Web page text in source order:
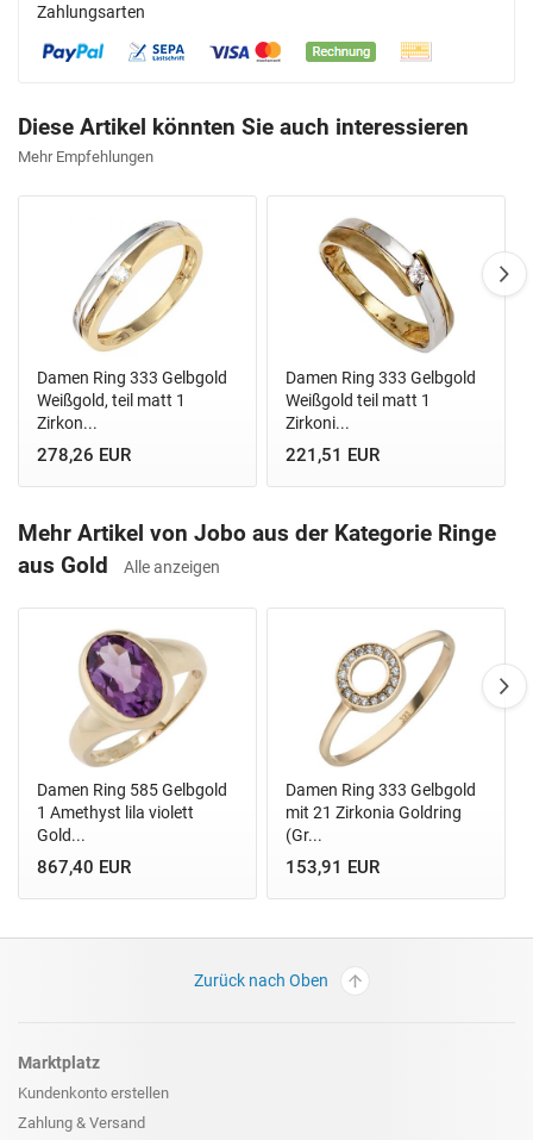
Zahlungsarten
Diese Artikel könnten Sie auch interessieren
Mehr Empfehlungen
Damen Ring 333 Gelbgold
Weißgold, teil matt 1
Zirkon...
278,26 EUR
Damen Ring 333 Gelbgold
Weißgold teil matt 1
Zirkoni...
221,51 EUR
Mehr Artikel von Jobo aus der Kategorie Ringe
aus Gold
Alle anzeigen
Damen Ring 585 Gelbgold
1 Amethyst lila violett
Gold...
867,40 EUR
Damen Ring 333 Gelbgold
mit 21 Zirkonia Goldring
(Gr...
153,91 EUR
Zurück nach Oben
Marktplatz
Kundenkonto erstellen
Zahlung & Versand